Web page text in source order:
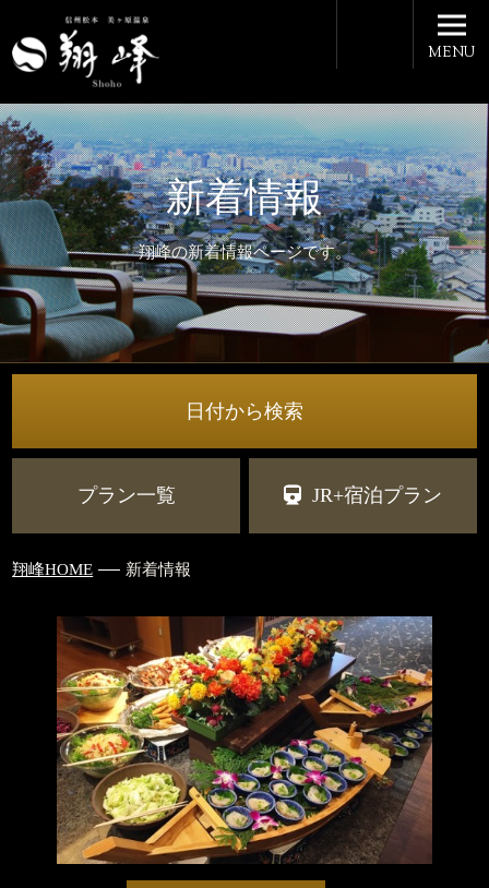
新着情報
翔峰の新着情報ページです。
MENU
日付から検索
プラン一覧 JR+宿泊プラン
翔峰HOME 新着情報